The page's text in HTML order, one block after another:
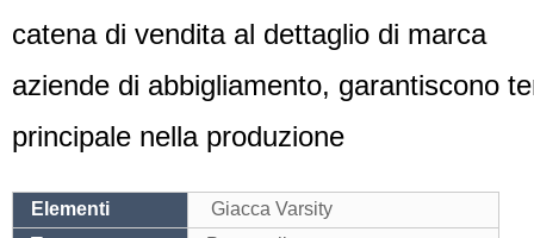
catena di vendita al dettaglio di marca
aziende di abbigliamento, garantiscono
principale nella produzione
Elementi
Giacca Varsity